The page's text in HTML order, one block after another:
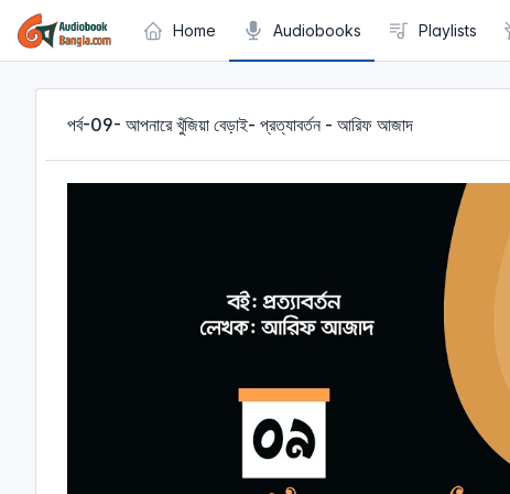
Cookies management panel
Home
Audiobooks Playlists
পর্ব-09- আপনারে খুঁজিয়া বেড়াই- প্রত্যাবর্তন - আরিফ আজাদ